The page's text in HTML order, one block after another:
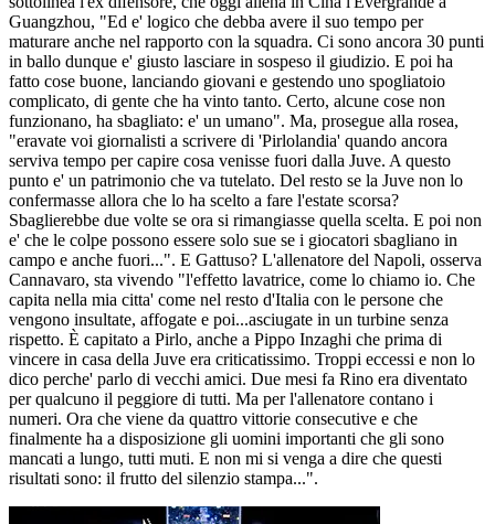
Guangzhou, "Ed e' logico che debba avere il suo tempo per
maturare anche nel rapporto con la squadra. Ci sono ancora 30 punti
in ballo dunque e' giusto lasciare in sospeso il giudizio. E poi ha
fatto cose buone, lanciando giovani e gestendo uno spogliatoio
complicato, di gente che ha vinto tanto. Certo, alcune cose non
funzionano, ha sbagliato: e' un umano". Ma, prosegue alla rosea,
"eravate voi giornalisti a scrivere di 'Pirlolandia' quando ancora
serviva tempo per capire cosa venisse fuori dalla Juve. A questo
punto e' un patrimonio che va tutelato. Del resto se la Juve non lo
confermasse allora che lo ha scelto a fare l'estate scorsa?
Sbaglierebbe due volte se ora si rimangiasse quella scelta. E poi non
e' che le colpe possono essere solo sue se i giocatori sbagliano in
campo e anche fuori...". E Gattuso? L'allenatore del Napoli, osserva
Cannavaro, sta vivendo "l'effetto lavatrice, come lo chiamo io. Che
capita nella mia citta' come nel resto d'Italia con le persone che
vengono insultate, affogate e poi...asciugate in un turbine senza
rispetto. È capitato a Pirlo, anche a Pippo Inzaghi che prima di
vincere in casa della Juve era criticatissimo. Troppi eccessi e non lo
dico perche' parlo di vecchi amici. Due mesi fa Rino era diventato
per qualcuno il peggiore di tutti. Ma per l'allenatore contano i
numeri. Ora che viene da quattro vittorie consecutive e che
finalmente ha a disposizione gli uomini importanti che gli sono
mancati a lungo, tutti muti. E non mi si venga a dire che questi
risultati sono: il frutto del silenzio stampa...".